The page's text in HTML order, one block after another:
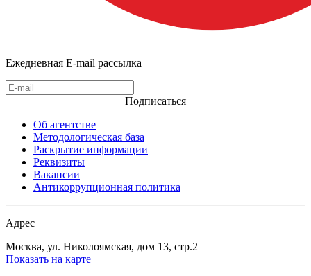
Ежедневная E-mail рассылка
Подписаться
Об агентстве
Методологическая база
Раскрытие информации
Реквизиты
Вакансии
Антикоррупционная политика
Адрес
Москва, ул. Николоямская, дом 13, стр.2
Показать на карте